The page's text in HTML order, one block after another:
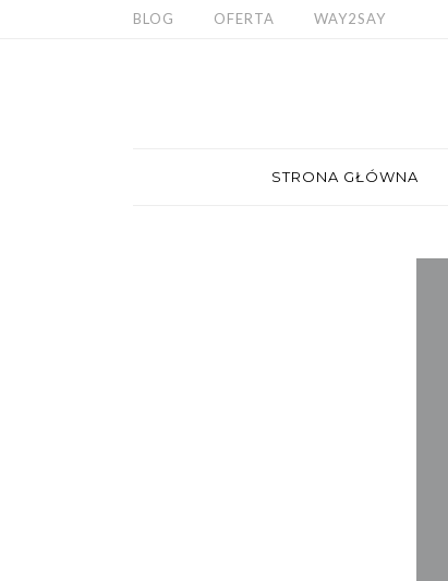
BLOG OFERTA WAY2SAY
STRONA GŁÓWNA